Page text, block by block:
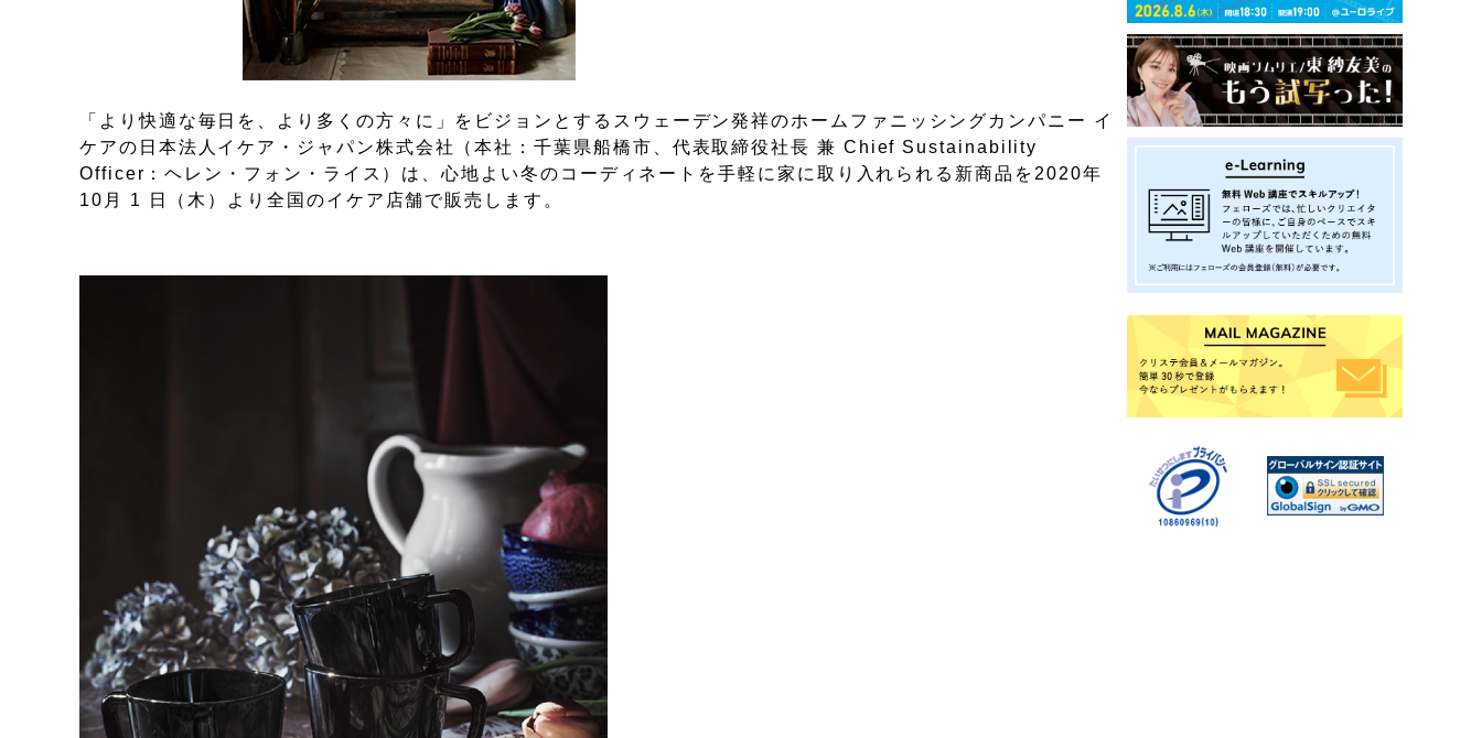
「より快適な毎日を、より多くの方々に」をビジョンとするスウェーデン発祥のホームファニッシングカンパニー イ
ケアの日本法人イケア・ジャパン株式会社（本社：千葉県船橋市、代表取締役社長 兼 Chief Sustainability
Officer：ヘレン・フォン・ライス）は、心地よい冬のコーディネートを手軽に家に取り入れられる新商品を2020年
10月 1 日（木）より全国のイケア店舗で販売します。